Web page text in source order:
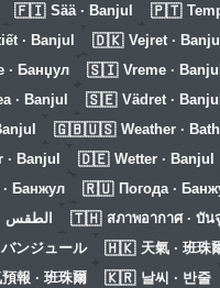
🇫🇮 Sää · Banjul 🇵🇹
· Banjul 🇩🇰 Vejret · Banjul
· Банџул 🇸🇮 Vreme · Banjul
· Banjul 🇸🇪 Vädret · Banjul
🇬🇧🇺🇸 Weather ·
· Banjul 🇩🇪 Wetter · Banjul
· Банжул 🇷🇺 Погода ·
الطقس 🇹🇭 สภาพอากาศ · บัน
バンジュール 🇭🇰 天氣 · 班珠
報 · 班珠爾 🇰🇷 날씨 · 반줄